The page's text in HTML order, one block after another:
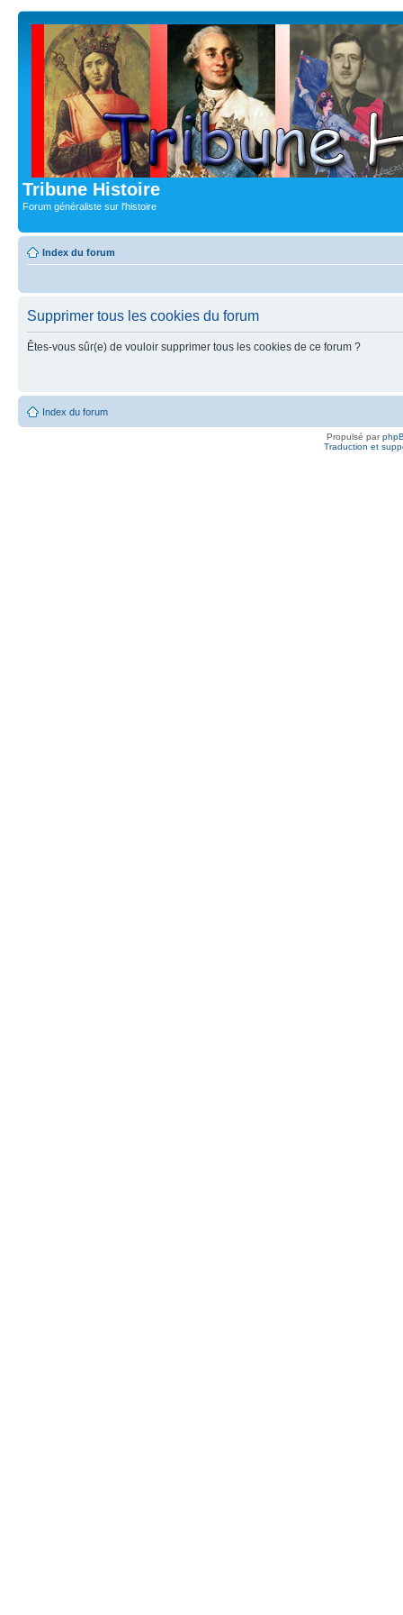
Tribune Histoire
Forum généraliste sur l'histoire
Index du forum
Supprimer tous les cookies du forum
Êtes-vous sûr(e) de vouloir supprimer tous les cookies de ce forum ?
Index du forum
Propulsé par
Traduction et